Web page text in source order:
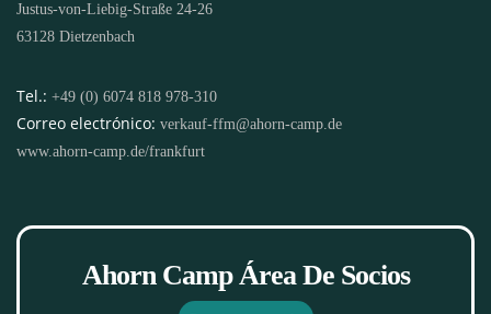
Justus-von-Liebig-Straße 24-26
63128 Dietzenbach
Tel.: +49 (0) 6074 818 978-310
Correo electrónico: verkauf-ffm@ahorn-camp.de
www.ahorn-camp.de/frankfurt
Ahorn Camp Área De Socios